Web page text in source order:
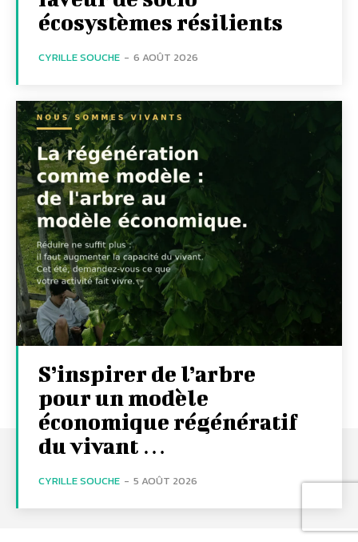
écosystèmes résilients
CYRILLE SOUCHE - 6 AOÛT 2026
S’inspirer de l’arbre
pour un modèle
économique régénératif
du vivant …
CYRILLE SOUCHE - 5 AOÛT 2026